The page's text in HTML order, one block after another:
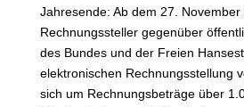
Jahresende: Ab dem 27.
Rechnungssteller gegenüber
des Bundes und der Freien
elektronischen Rechnungsstellung
sich um Rechnungsbeträge über